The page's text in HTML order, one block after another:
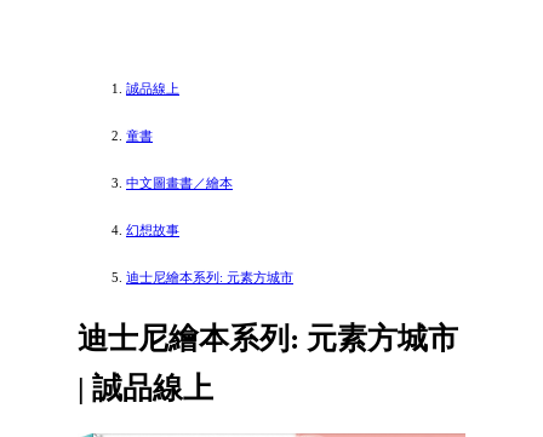
誠品線上
童書
中文圖畫書／繪本
幻想故事
迪士尼繪本系列: 元素方城市
迪士尼繪本系列: 元素方城市
| 誠品線上